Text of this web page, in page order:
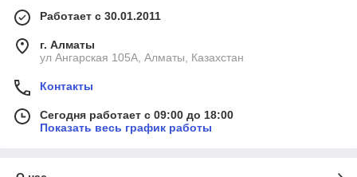
Работает с 30.01.2011
г. Алматы
ул Ангарская 105А, Алматы, Казахстан
Контакты
Сегодня работает с 09:00 до 18:00
Показать весь график работы